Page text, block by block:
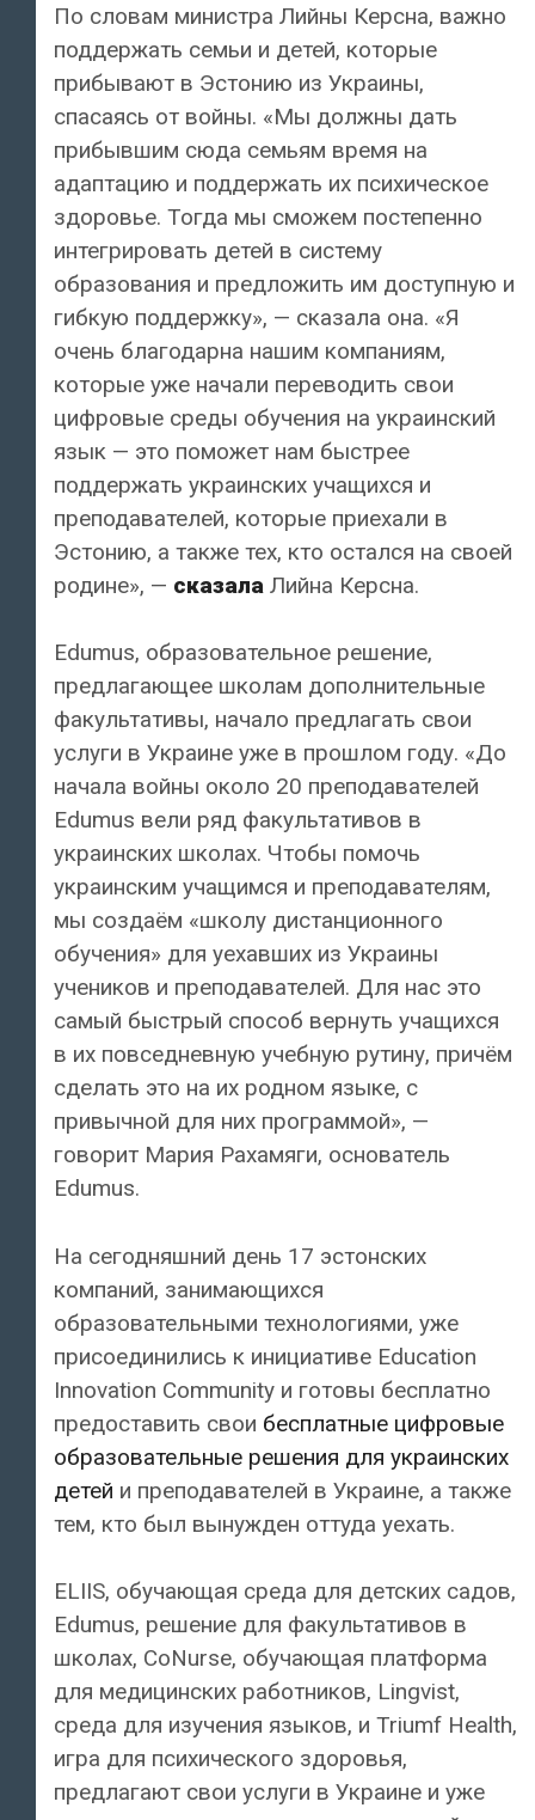
По словам министра Лийны Керсна, важно
поддержать семьи и детей, которые
прибывают в Эстонию из Украины,
спасаясь от войны. «Мы должны дать
прибывшим сюда семьям время на
адаптацию и поддержать их психическое
здоровье. Тогда мы сможем постепенно
интегрировать детей в систему
образования и предложить им доступную и
гибкую поддержку», — сказала она. «Я
очень благодарна нашим компаниям,
которые уже начали переводить свои
цифровые среды обучения на украинский
язык — это поможет нам быстрее
поддержать украинских учащихся и
преподавателей, которые приехали в
Эстонию, а также тех, кто остался на своей
родине», — сказала Лийна Керсна.
Edumus, образовательное решение,
предлагающее школам дополнительные
факультативы, начало предлагать свои
услуги в Украине уже в прошлом году. «До
начала войны около 20 преподавателей
Edumus вели ряд факультативов в
украинских школах. Чтобы помочь
украинским учащимся и преподавателям,
мы создаём «школу дистанционного
обучения» для уехавших из Украины
учеников и преподавателей. Для нас это
самый быстрый способ вернуть учащихся
в их повседневную учебную рутину, причём
сделать это на их родном языке, с
привычной для них программой», —
говорит Мария Рахамяги, основатель
Edumus.
На сегодняшний день 17 эстонских
компаний, занимающихся
образовательными технологиями, уже
присоединились к инициативе Education
Innovation Community и готовы бесплатно
предоставить свои бесплатные цифровые
образовательные решения для украинских
детей и преподавателей в Украине, а также
тем, кто был вынужден оттуда уехать.
ELIIS, обучающая среда для детских садов,
Edumus, решение для факультативов в
школах, CoNurse, обучающая платформа
для медицинских работников, Lingvist,
среда для изучения языков, и Triumf Health,
игра для психического здоровья,
предлагают свои услуги в Украине и уже